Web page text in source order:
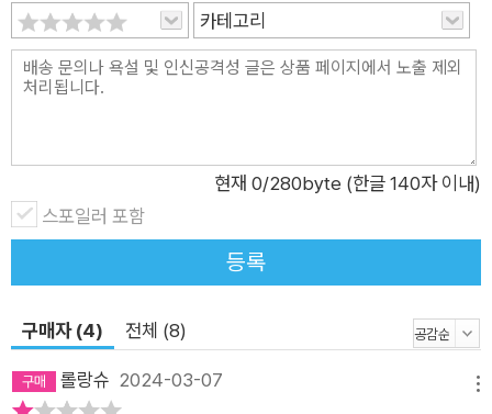
델을 제시했다. 10년 후에 이를 매각 후 2,200만 달러(약 270억
원)의 자산가가 됐지만, 수익금 전액을 음악교육을 위한 자선단
체에 기부한 후 자기 인생을 원점에서 다시 시작했다. 완전한 무
인세 전액도 자신이 지정한 한국 내 국제구호단체에 기증하도록
요청했다.) 그렇다. 자발적인 인생 리셋이었다. 이 책은 이렇게 인
생의 새로운 출발, 혹은 막막함 속에서 새 길을 찾아가야 하는 모
든 이들을 위한 지혜의 책이다. 삶의 중요한 기로에서 후회 없는
때부터 해온 일(음악과 관련된 모든 것)을 절대로 하면 안 된다고
새로운 인생을 만들어 나갈 방법을 궁리할 수밖에 없었다. 가치
카테고리
현재 0/280byte (한글 140자 이내)
스포일러 포함
등록
구매자 (4) 전체 (8)
롤랑슈 2024-03-07